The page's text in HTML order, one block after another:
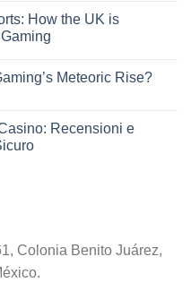
How the UK is
Meteoric Rise?
Recensioni e
Colonia Benito Juárez,